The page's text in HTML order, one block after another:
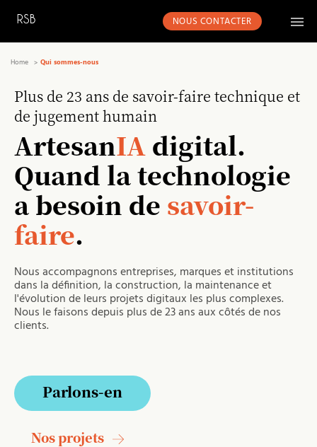
NOUS CONTACTER
Home Qui sommes-nous
Plus de 23 ans de savoir-faire technique et
de jugement humain
ArtesanIA digital.
Quand la technologie
a besoin de savoir-
faire.
Nous accompagnons entreprises, marques et institutions
dans la définition, la construction, la maintenance et
l'évolution de leurs projets digitaux les plus complexes.
Nous le faisons depuis plus de 23 ans aux côtés de nos
clients.
Parlons-en
Nos projets